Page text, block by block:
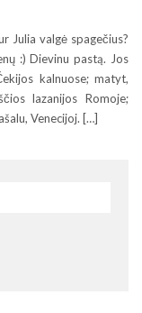
Julia valgė spagečius?
:) Dievinu pastą. Jos
kalnuose; matyt,
lazanijos Romoje;
Venecijoj. […]